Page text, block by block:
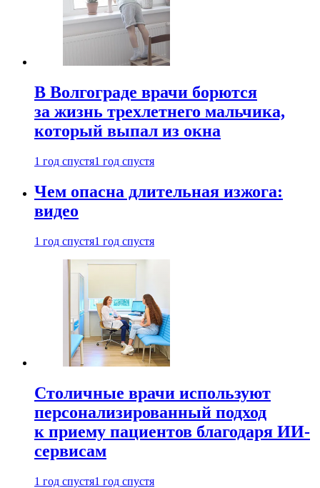
В Волгограде врачи борются
за жизнь трехлетнего мальчика,
который выпал из окна
1 год спустя1 год спустя
Чем опасна длительная изжога:
видео
1 год спустя1 год спустя
Столичные врачи используют
персонализированный подход
к приему пациентов благодаря ИИ-
сервисам
1 год спустя1 год спустя